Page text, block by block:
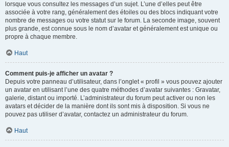
lorsque vous consultez les messages d’un sujet. L’une d’elles peut être
associée à votre rang, généralement des étoiles ou des blocs indiquant votre
nombre de messages ou votre statut sur le forum. La seconde image, souvent
plus grande, est connue sous le nom d’avatar et généralement est unique ou
propre à chaque membre.
Haut
Comment puis-je afficher un avatar ?
Depuis votre panneau d’utilisateur, dans l’onglet « profil » vous pouvez ajouter
un avatar en utilisant l’une des quatre méthodes d’avatar suivantes : Gravatar,
galerie, distant ou importé. L’administrateur du forum peut activer ou non les
avatars et décider de la manière dont ils sont mis à disposition. Si vous ne
pouvez pas utiliser d’avatar, contactez un administrateur du forum.
Haut